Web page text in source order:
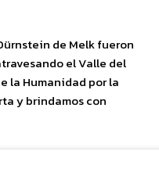
de Melk fueron
el Valle del
la Humanidad por la
y brindamos con